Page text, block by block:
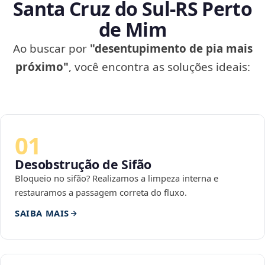
Santa Cruz do Sul‑RS Perto
de Mim
Ao buscar por "desentupimento de pia mais
próximo", você encontra as soluções ideais:
01
Desobstrução de Sifão
Bloqueio no sifão? Realizamos a limpeza interna e
restauramos a passagem correta do fluxo.
SAIBA MAIS